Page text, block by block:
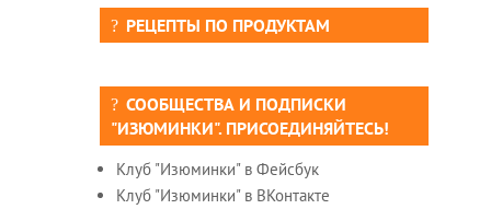
РЕЦЕПТЫ ПО ПРОДУКТАМ
СООБЩЕСТВА И ПОДПИСКИ
"ИЗЮМИНКИ". ПРИСОЕДИНЯЙТЕСЬ!
Клуб "Изюминки" в Фейсбук
Клуб "Изюминки" в ВКонтакте